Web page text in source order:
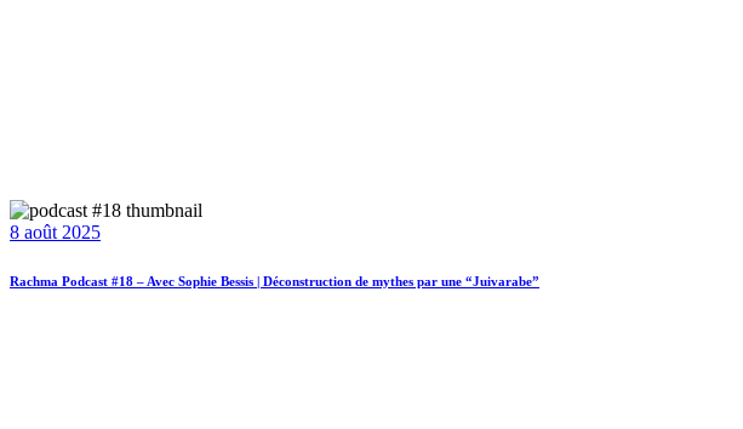
8 août 2025
Rachma Podcast #18 – Avec Sophie Bessis | Déconstruction de mythes par une “Juivarabe”